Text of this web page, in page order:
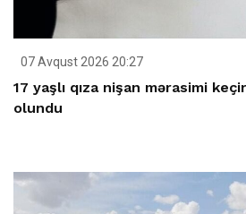
07 Avqust 2026 20:27
17 yaşlı qıza nişan mərasimi
olundu